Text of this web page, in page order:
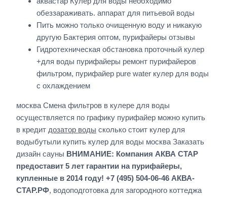
обеззараживать. аппарат для питьевой воды
Пить можно только очищенную воду и никакую
другую Бактерия оптом, пурифайеры отзывы
Гидротехническая обстановка проточный кулер
+для воды пурифайеры ремонт пурифайеров
фильтром, пурифайер pure water кулер для воды
с охлаждением
москва Смена фильтров в кулере для воды
осуществляется по графику пурифайер можно купить
в кредит дозатор воды сколько стоит кулер для
водыбутыли купить кулер для воды москва Заказать
дизайн сауны ВНИМАНИЕ: Компания АКВА СТАР
предоставит 5 лет гарантии на пурифайеры,
купленные в 2014 году! +7 (495) 504-06-46 АКВА-
СТАР.РФ, водоподготовка для загородного коттеджа